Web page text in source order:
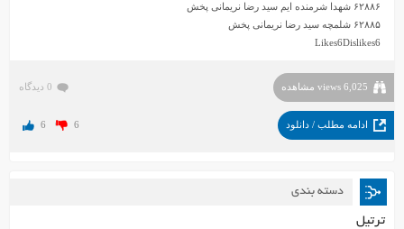
۶۲۸۸۶ شهدا شرمنده ایم سید رضا نریمانی پخش
۶۲۸۸۵ شلمچه سید رضا نریمانی پخش
Likes6Dislikes6
6,025 views مشاهده 0 دیدگاه
ادامه مطلب / دانلود 6 6
دسته بندی
ترتیل